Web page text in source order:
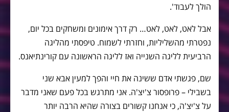
הולך לעבוד'.
אבל לאט, לאט, לאט… רק דרך אימונים ומשחקים בכל יום,
נפטרתי מהשליליות, וחזרתי לשמוח. טיפסתי מהליגה
הרביעית לליגה השנייה ואז לליגה הראשונה עם קורינתיאנס.
שם, פגשתי אדם ששינה את חיי והפך למעין אבא שני
בשבילי – פרופסור צ'יצ'ה. אני מתרגש בכל פעם שאני מדבר
על צ'יצ'ה, כי אנחנו קשורים בצורה שהיא הרבה יותר